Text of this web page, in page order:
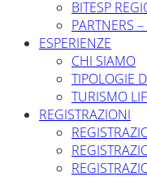
BITESP
PARTNERS
ESPERIENZE
CHI SIAMO
TIPOLOGIE
TURISMO
REGISTRAZIONI